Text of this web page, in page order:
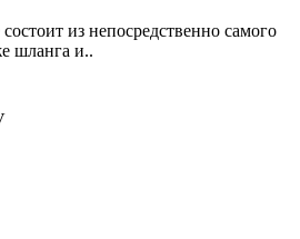
из непосредственно самого
шланга и..